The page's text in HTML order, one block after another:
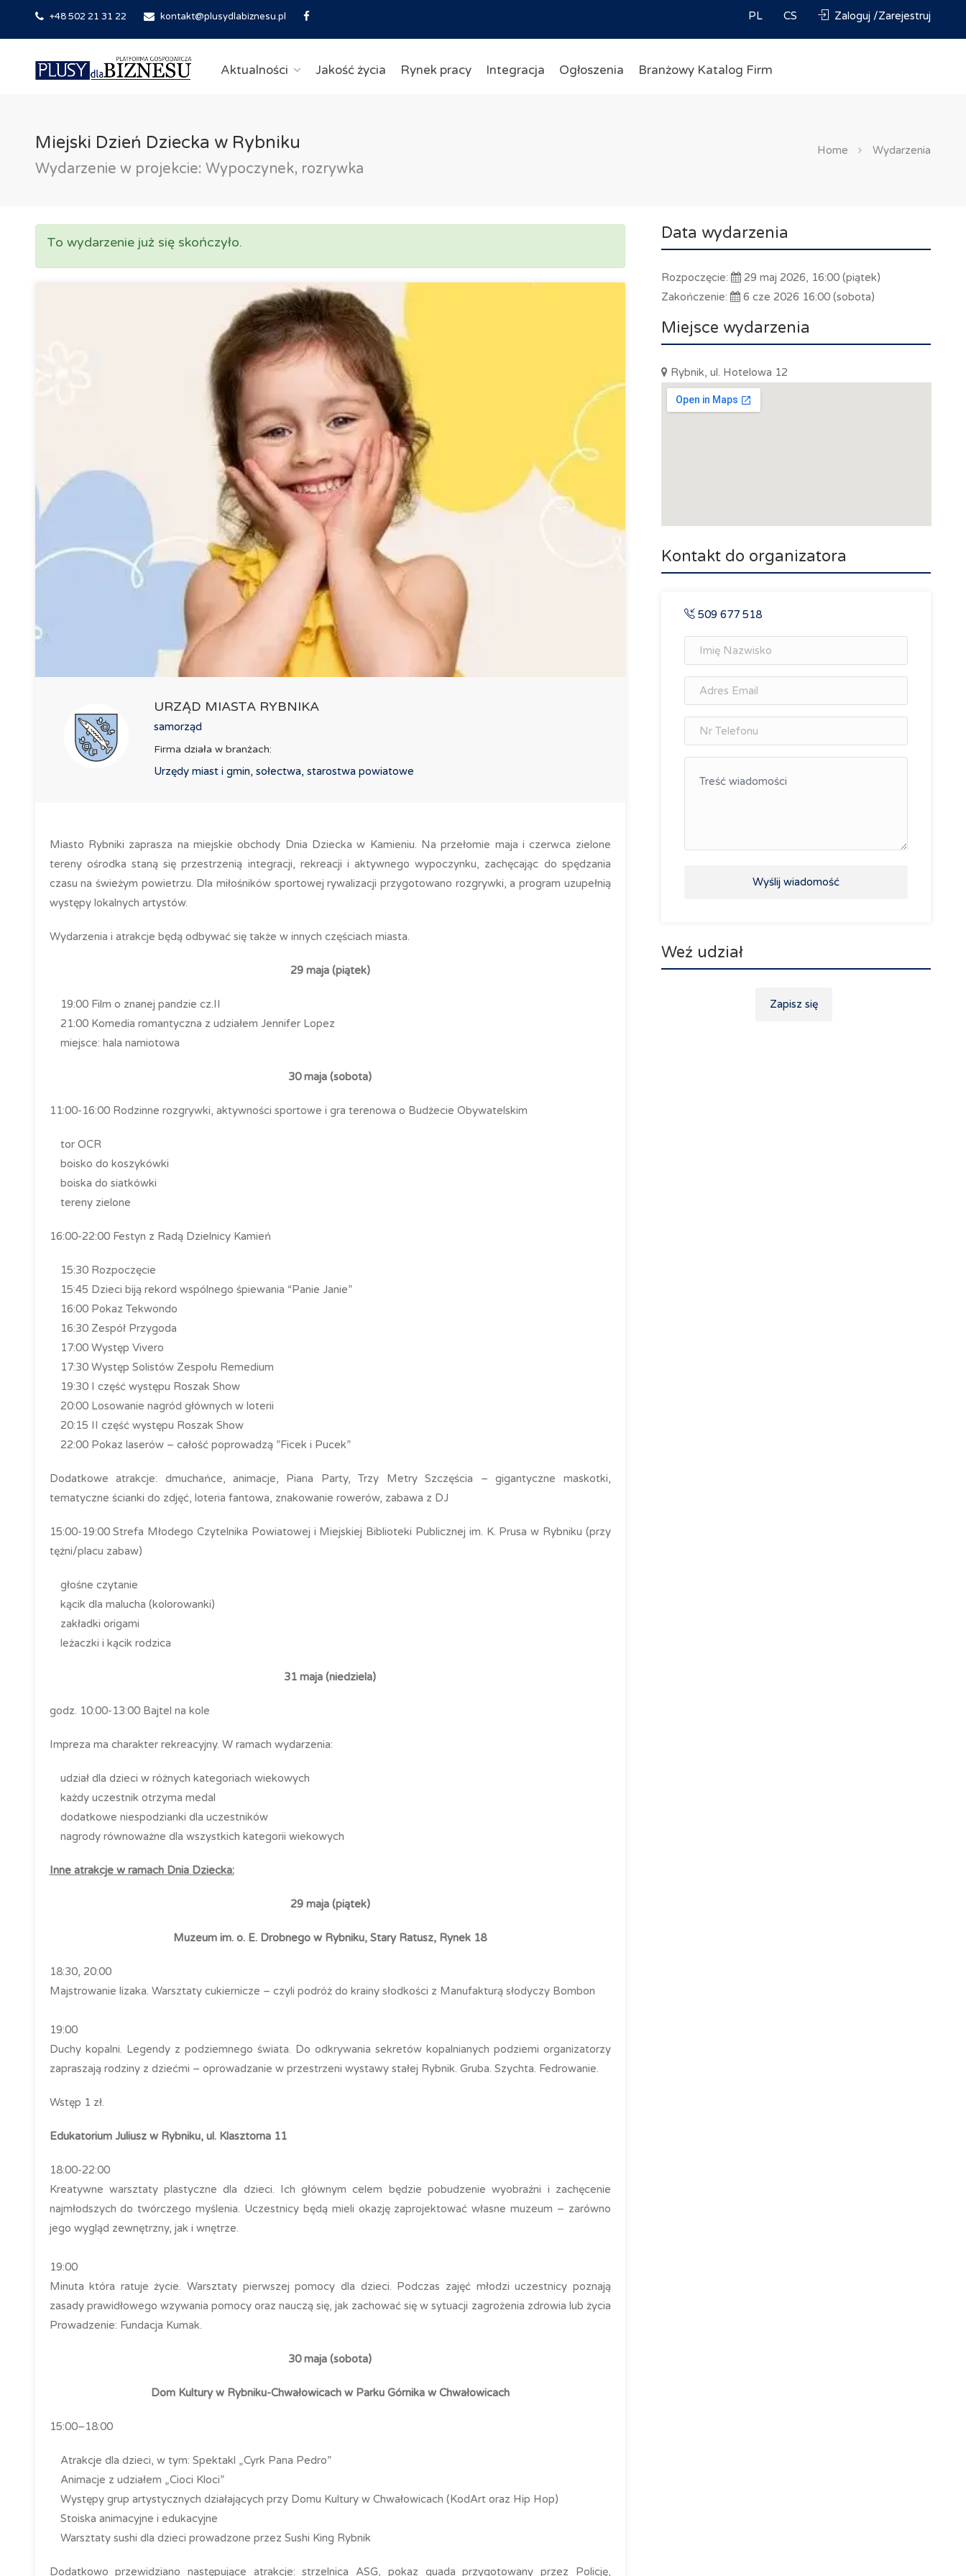
+48 502 21 31 22 kontakt@plusydlabiznesu.pl PL CS Zaloguj /Zarejestruj
Aktualności Jakość życia Rynek pracy Integracja Ogłoszenia Branżowy Katalog Firm
Miejski Dzień Dziecka w Rybniku
Wydarzenie w projekcie: Wypoczynek, rozrywka
Home Wydarzenia
To wydarzenie już się skończyło.
URZĄD MIASTA RYBNIKA
samorząd
Firma działa w branżach:
Urzędy miast i gmin, sołectwa, starostwa powiatowe
Miasto Rybniki zaprasza na miejskie obchody Dnia Dziecka w Kamieniu. Na przełomie maja i czerwca zielone
tereny ośrodka staną się przestrzenią integracji, rekreacji i aktywnego wypoczynku, zachęcając do spędzania
czasu na świeżym powietrzu. Dla miłośników sportowej rywalizacji przygotowano rozgrywki, a program uzupełnią
występy lokalnych artystów.
Wydarzenia i atrakcje będą odbywać się także w innych częściach miasta.
29 maja (piątek)
19:00 Film o znanej pandzie cz.II
21:00 Komedia romantyczna z udziałem Jennifer Lopez
miejsce: hala namiotowa
30 maja (sobota)
11:00-16:00 Rodzinne rozgrywki, aktywności sportowe i gra terenowa o Budżecie Obywatelskim
tor OCR
boisko do koszykówki
boiska do siatkówki
tereny zielone
16:00-22:00 Festyn z Radą Dzielnicy Kamień
15:30 Rozpoczęcie
15:45 Dzieci biją rekord wspólnego śpiewania “Panie Janie”
16:00 Pokaz Tekwondo
16:30 Zespół Przygoda
17:00 Występ Vivero
17:30 Występ Solistów Zespołu Remedium
19:30 I część występu Roszak Show
20:00 Losowanie nagród głównych w loterii
20:15 II część występu Roszak Show
22:00 Pokaz laserów – całość poprowadzą ”Ficek i Pucek”
Dodatkowe atrakcje: dmuchańce, animacje, Piana Party, Trzy Metry Szczęścia – gigantyczne maskotki,
tematyczne ścianki do zdjęć, loteria fantowa, znakowanie rowerów, zabawa z DJ
15:00-19:00 Strefa Młodego Czytelnika Powiatowej i Miejskiej Biblioteki Publicznej im. K. Prusa w Rybniku (przy
tężni/placu zabaw)
głośne czytanie
kącik dla malucha (kolorowanki)
zakładki origami
leżaczki i kącik rodzica
31 maja (niedziela)
godz. 10:00-13:00 Bajtel na kole
Impreza ma charakter rekreacyjny. W ramach wydarzenia:
udział dla dzieci w różnych kategoriach wiekowych
każdy uczestnik otrzyma medal
dodatkowe niespodzianki dla uczestników
nagrody równoważne dla wszystkich kategorii wiekowych
Inne atrakcje w ramach Dnia Dziecka:
29 maja (piątek)
Muzeum im. o. E. Drobnego w Rybniku, Stary Ratusz, Rynek 18
18:30, 20:00
Majstrowanie lizaka. Warsztaty cukiernicze – czyli podróż do krainy słodkości z Manufakturą słodyczy Bombon
19:00
Duchy kopalni. Legendy z podziemnego świata. Do odkrywania sekretów kopalnianych podziemi organizatorzy
zapraszają rodziny z dziećmi – oprowadzanie w przestrzeni wystawy stałej Rybnik. Gruba. Szychta. Fedrowanie.
Wstęp 1 zł.
Edukatorium Juliusz w Rybniku, ul. Klasztorna 11
18:00-22:00
Kreatywne warsztaty plastyczne dla dzieci. Ich głównym celem będzie pobudzenie wyobraźni i zachęcenie
najmłodszych do twórczego myślenia. Uczestnicy będą mieli okazję zaprojektować własne muzeum – zarówno
jego wygląd zewnętrzny, jak i wnętrze.
19:00
Minuta która ratuje życie. Warsztaty pierwszej pomocy dla dzieci. Podczas zajęć młodzi uczestnicy poznają
zasady prawidłowego wzywania pomocy oraz nauczą się, jak zachować się w sytuacji zagrożenia zdrowia lub życia
Prowadzenie: Fundacja Kumak.
30 maja (sobota)
Dom Kultury w Rybniku-Chwałowicach w Parku Górnika w Chwałowicach
15:00–18:00
Atrakcje dla dzieci, w tym: Spektakl „Cyrk Pana Pedro”
Animacje z udziałem „Cioci Kloci”
Występy grup artystycznych działających przy Domu Kultury w Chwałowicach (KodArt oraz Hip Hop)
Stoiska animacyjne i edukacyjne
Warsztaty sushi dla dzieci prowadzone przez Sushi King Rybnik
Dodatkowo przewidziano następujące atrakcje: strzelnica ASG, pokaz quada przygotowany przez Policję,
Data wydarzenia
Rozpoczęcie:
29 maj 2026, 16:00 (piątek)
Zakończenie:
6 cze 2026 16:00 (sobota)
Miejsce wydarzenia
Rybnik, ul. Hotelowa 12
Kontakt do organizatora
509 677 518
Wyślij wiadomość
Weź udział
Zapisz się